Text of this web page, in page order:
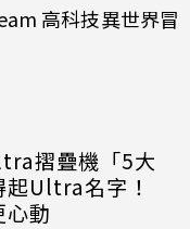
高科技異世界冒
摺疊機「5大
起Ultra名字！
心動